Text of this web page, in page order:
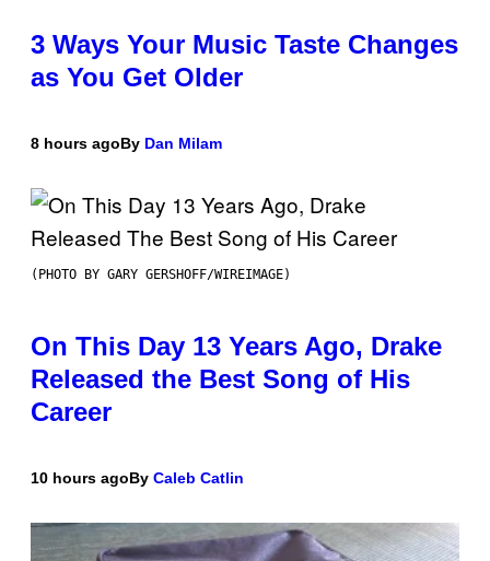
3 Ways Your Music Taste Changes
as You Get Older
8 hours agoBy Dan Milam
(PHOTO BY GARY GERSHOFF/WIREIMAGE)
On This Day 13 Years Ago, Drake
Released the Best Song of His
Career
10 hours agoBy Caleb Catlin